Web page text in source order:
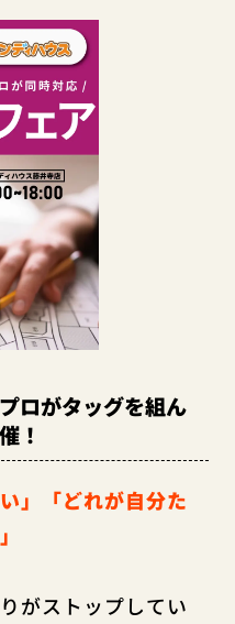
ロがタッグを組ん
！
」「どれが自分た
がストップしてい